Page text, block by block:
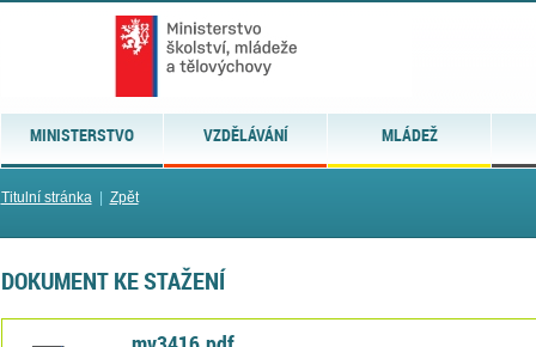
MINISTERSTVO VZDĚLÁVÁNÍ MLÁDEŽ
Titulní stránka| Zpět
DOKUMENT KE STAŽENÍ